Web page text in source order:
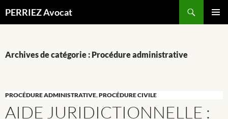
PERRIEZ Avocat
Archives de catégorie : Procédure administrative
PROCÉDURE ADMINISTRATIVE,PROCÉDURE CIVILE
AIDE JURIDICTIONNELLE :